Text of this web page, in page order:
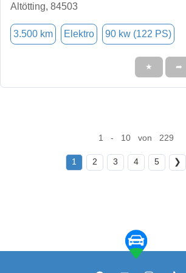
Altötting, 84503
3.500 km Elektro 90 kw (122 PS)
★ ➦
1 - 10 von 229
1 2 3 4 5 ❯